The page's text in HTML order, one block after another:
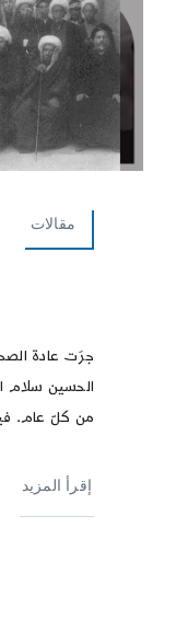
مقالات
جرَت عادة
الحسين سلام
من كلّ عام.
إقرأ المزيد